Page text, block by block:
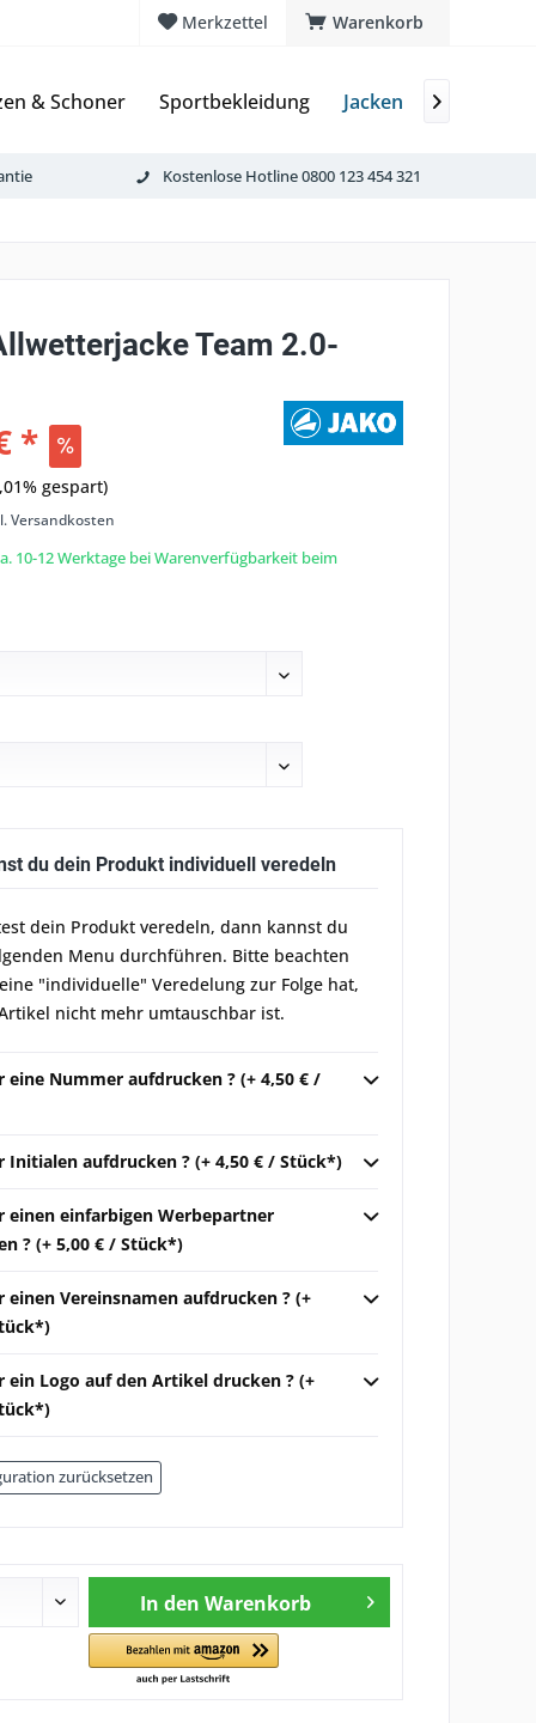
Warenkorb
Merkzettel
& Schoner Sportbekleidung Jacken Mützen &

Kostenlose Hotline 0800 123 454 321
Team 2.0-
*
gespart)
Versandkosten
10-12 Werktage bei Warenverfügbarkeit beim
du dein Produkt individuell veredeln
dein Produkt veredeln, dann kannst du
Menu durchführen. Bitte beachten
"individuelle" Veredelung zur Folge hat,
nicht mehr umtauschbar ist.
eine Nummer aufdrucken ? (+ 4,50 € /
Initialen aufdrucken ? (+ 4,50 € / Stück*)
einen einfarbigen Werbepartner
? (+ 5,00 € / Stück*)
einen Vereinsnamen aufdrucken ? (+
ein Logo auf den Artikel drucken ? (+
zurücksetzen
In den Warenkorb